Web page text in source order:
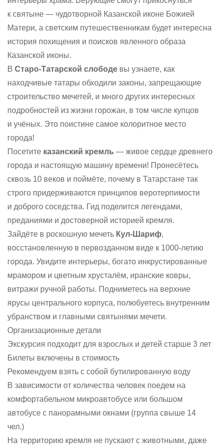
к святыне — чудотворной Казанской иконе Божией
Матери, а светским путешественникам будет интересна
история похищения и поисков явленного образа
Казанской иконы.
В Старо-Татарской слободе вы узнаете, как
находчивые татары обходили законы, запрещающие
строительство мечетей, и много других интересных
подробностей из жизни горожан, в том числе купцов
и учёных. Это поистине самое колоритное место
города!
Посетите казанский кремль — живое сердце древнего
города и настоящую машину времени! Пронесётесь
сквозь 10 веков и поймёте, почему в Татарстане так
строго придерживаются принципов веротерпимости
и доброго соседства. Гид поделится легендами,
преданиями и достоверной историей кремля.
Зайдёте в роскошную мечеть Кул-Шариф,
восстановленную в первозданном виде к 1000-летию
города. Увидите интерьеры, богато инкрустированные
мрамором и цветным хрусталём, иранские ковры,
витражи ручной работы. Подниметесь на верхние
ярусы центрального корпуса, полюбуетесь внутренним
убранством и главными святынями мечети.
Организационные детали
Экскурсия подходит для взрослых и детей старше 3 лет
Билеты включены в стоимость
Рекомендуем взять с собой бутилированную воду
В зависимости от количества человек поедем на
комфортабельном микроавтобусе или большом
автобусе с панорамными окнами (группа свыше 14
чел.)
На территорию кремля не пускают с животными, даже